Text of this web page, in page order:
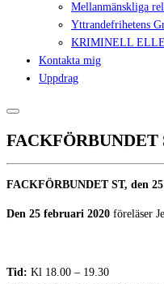
Mellanmänskliga
Yttrandefrihetens
KRIMINELL
Kontakta mig
Uppdrag
FACKFÖRBUNDET
FACKFÖRBUNDET ST, den
Den 25 februari 2020 föreläser
Tid: Kl 18.00 – 19.30